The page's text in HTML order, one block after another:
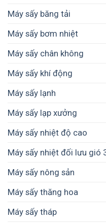
Máy sấy băng tải
Máy sấy bơm nhiệt
Máy sấy chân không
Máy sấy khí động
Máy sấy lạnh
Máy sấy lạp xưởng
Máy sấy nhiệt độ cao
Máy sấy nhiệt đối lưu gió
Máy sấy nông sản
Máy sấy thăng hoa
Máy sấy tháp